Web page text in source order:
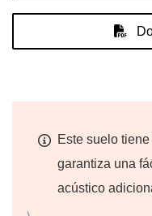
Este suelo
garantiza una
acústico